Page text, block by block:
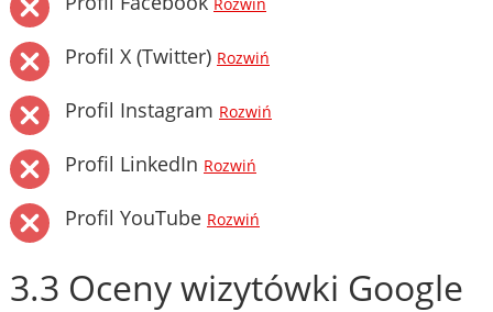
Rozwiń
Profil X (Twitter) Rozwiń
Profil Instagram Rozwiń
Profil LinkedIn Rozwiń
Profil YouTube Rozwiń
3.3 Oceny wizytówki Google